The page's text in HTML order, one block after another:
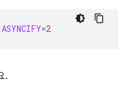
ASYNCIFY=2
.